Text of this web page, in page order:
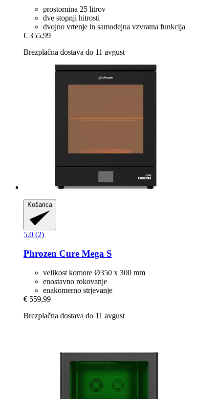
prostornina 25 litrov
dve stopnji hitrosti
dvojno vrtenje in samodejna vzvratna funkcija
€ 355,99
Brezplačna dostava do 11 avgust
Košarica
5.0 (2)
Phrozen Cure Mega S
velikost komore Ø350 x 300 mm
enostavno rokovanje
enakomerno strjevanje
€ 559,99
Brezplačna dostava do 11 avgust